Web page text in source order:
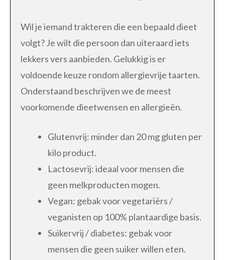
Wil je iemand trakteren die een bepaald dieet
volgt? Je wilt die persoon dan uiteraard iets
lekkers vers aanbieden. Gelukkig is er
voldoende keuze rondom allergievrije taarten.
Onderstaand beschrijven we de meest
voorkomende dieetwensen en allergieën.
Glutenvrij: minder dan 20 mg gluten per
kilo product.
Lactosevrij: ideaal voor mensen die
geen melkproducten mogen.
Vegan: gebak voor vegetariërs /
veganisten op 100% plantaardige basis.
Suikervrij / diabetes: gebak voor
mensen die geen suiker willen eten.